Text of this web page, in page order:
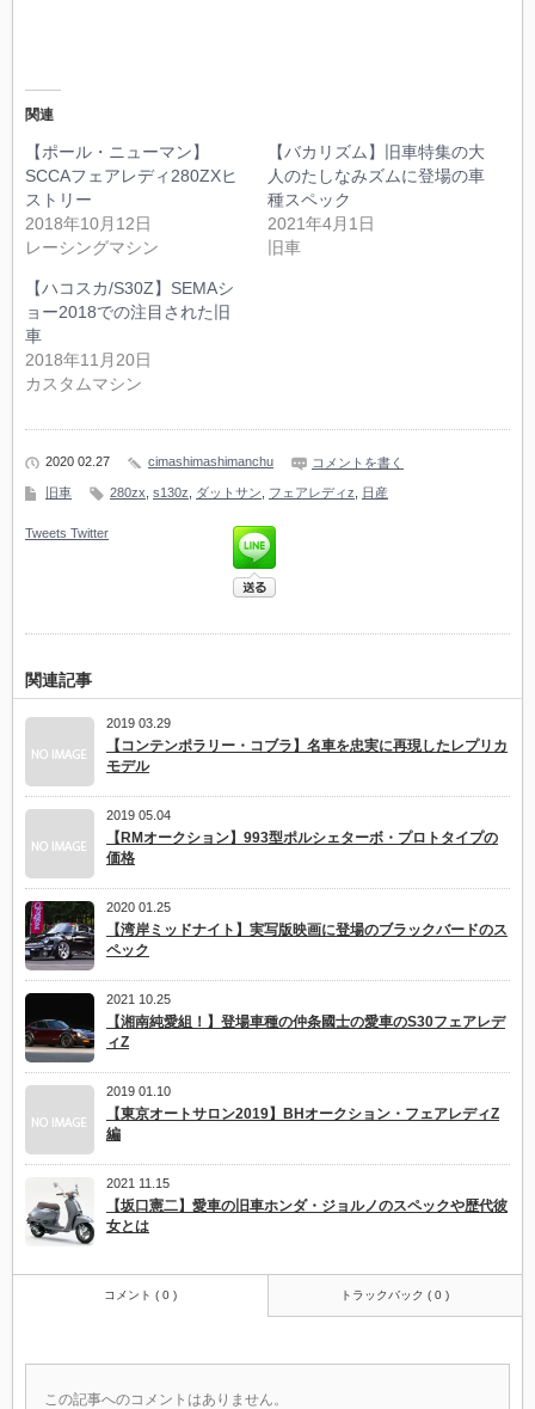
関連
【ポール・ニューマン】
SCCAフェアレディ280ZXヒ
ストリー
2018年10月12日
レーシングマシン
【バカリズム】旧車特集の大
人のたしなみズムに登場の車
種スペック
2021年4月1日
旧車
【ハコスカ/S30Z】SEMAシ
ョー2018での注目された旧
車
2018年11月20日
カスタムマシン
2020 02.27 cimashimashimanchu コメントを書く
旧車 280zx s130z ダットサン フェアレディz 日産
Tweets Twitter
関連記事
2019 03.29
【コンテンポラリー・コブラ】名車を忠実に再現したレプリカ
モデル
2019 05.04
【RMオークション】993型ポルシェターボ・プロトタイプの
価格
2020 01.25
【湾岸ミッドナイト】実写版映画に登場のブラックバードのス
ペック
2021 10.25
【湘南純愛組！】登場車種の仲条國士の愛車のS30フェアレデ
ィZ
2019 01.10
【東京オートサロン2019】BHオークション・フェアレディZ
編
2021 11.15
【坂口憲二】愛車の旧車ホンダ・ジョルノのスペックや歴代彼
女とは
コメント ( 0 ) トラックバック ( 0 )
この記事へのコメントはありません。